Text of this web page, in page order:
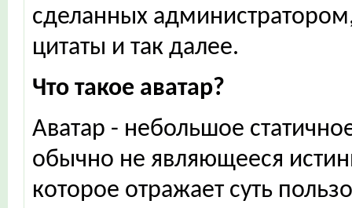
сделанных
цитаты и так далее.
Что такое аватар?
Аватар - небольшое
обычно не являющееся
которое отражает суть